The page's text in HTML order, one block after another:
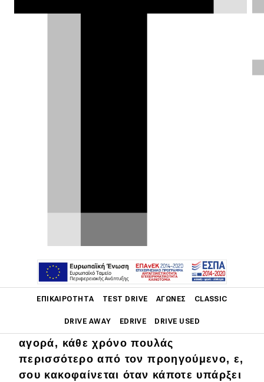
ΕΠΙΚΑΙΡΌΤΗΤΑ TEST DRIVE ΑΓΏΝΕΣ CLASSIC
DRIVE AWAY EDRIVE DRIVE USED
Main navigation
Επικαιρότητα
Tesla, που για πρώτη φορά πούλησε
Όταν στα λίγα έτη παρουσίας σου στην
αγορά, κάθε χρόνο πουλάς
περισσότερο από τον προηγούμενο, ε,
σου κακοφαίνεται όταν κάποτε υπάρξει